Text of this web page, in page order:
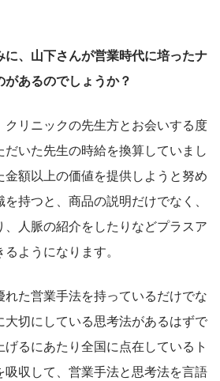
に、山下さんが営業時代に培ったナ
あるのでしょうか？
リニックの先生方とお会いする度
いた先生の時給を換算していまし
額以上の価値を提供しようと努め
持つと、商品の説明だけでなく、
人脈の紹介をしたりなどプラスア
ようになります。
た営業手法を持っているだけでな
大切にしている思考法があるはずで
るにあたり全国に点在しているト
吸収して、営業手法と思考法を言語